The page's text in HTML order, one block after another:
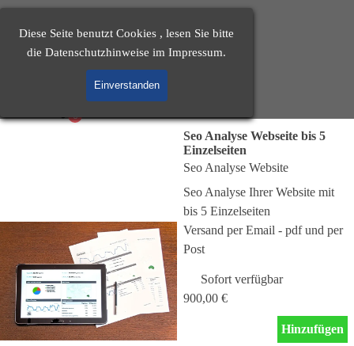
Diese Seite benutzt Cookies , lesen Sie bitte
die Datenschutzhinweise im Impressum.
Einverstanden
Direkt zum Seiteninhalt
Menü überspringen
KAARST
Seo Analyse Webseite bis 5
Einzelseiten
Seo Analyse Website
Seo Analyse Ihrer Website mit
bis 5 Einzelseiten
Versand per Email - pdf und per
Post
Sofort verfügbar
900,00 €
Hinzufügen